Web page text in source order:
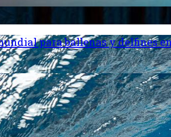
para ballenas y delfines